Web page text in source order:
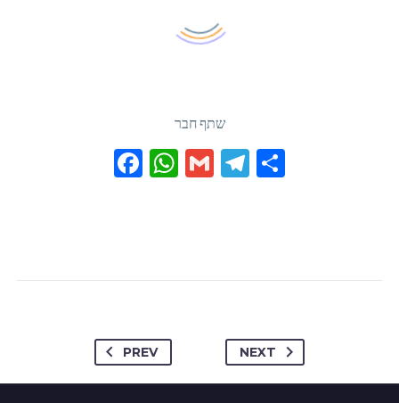
שתף חבר
Facebook
WhatsApp
GmailTelegram
PREV NEXT